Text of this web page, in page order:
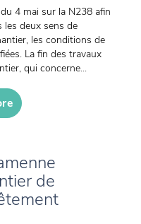
4 mai sur la N238 afin
les deux sens de
les conditions de
La fin des travaux
qui concerne...
de